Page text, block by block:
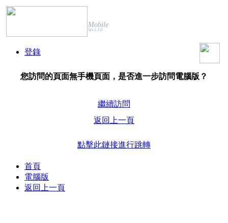
Mobile
Ver.1.3.0
登錄
您訪問的頁面無手機頁面，是否進一步訪問電腦版？
繼續訪問
返回上一頁
點擊此鏈接進行跳轉
首頁
電腦版
返回上一頁